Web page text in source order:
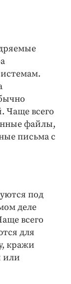
Чаще всего
файлы,
письма с
под
деле
всего
для
кражи
или